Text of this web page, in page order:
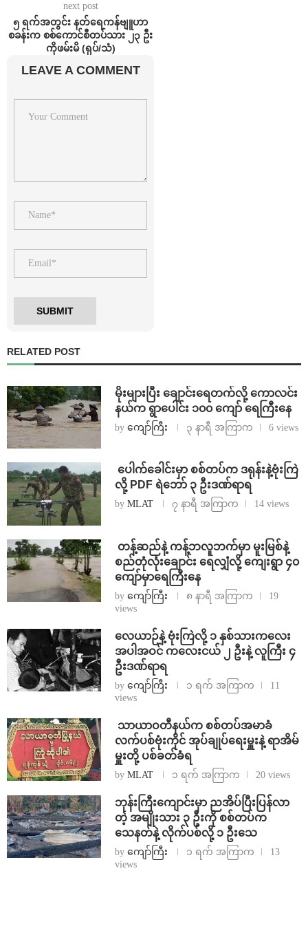
next post
၅ ရက်အတွင်း နတ်ရေကန်ဗျူဟာ
စခန်းက စစ်ကောင်စီတပ်သား ၂၃ ဦး
ကိုဖမ်းမိ (ရုပ်/သံ)
LEAVE A COMMENT
RELATED POST
⁨မိုးများပြီး ချောင်းရေတက်လို့ ကောလင်း
နယ်က ရွာပေါင်း ၁၀၀ ကျော် ရေကြီးနေ
by ကျော်ကြီး ၃ နာရီ အကြာက 6 views
⁩ ⁨ပေါက်ခေါင်းမှာ စစ်တပ်က ဒရုန်းနဲ့ဗုံးကြဲ
လို့ PDF ရဲဘော် ၃ ဦးဒဏ်ရာရ
by MLAT ၇ နာရီ အကြာက 14 views
⁩ ⁨တန့်ဆည်နဲ့ ကန့်ဘလူဘက်မှာ မူးမြစ်နဲ့
စည်တုံလုံးချောင်း ရေလျှံလို့ ကျေးရွာ ၄၀
ကျော်မှာရေကြီးနေ
by ကျော်ကြီး ၈ နာရီ အကြာက
19
views
⁨လေယာဉ်နဲ့ ဗုံးကြဲလို့ ၁ နှစ်သားကလေး
အပါအဝင် ကလေးငယ် ၂ ဦးနဲ့ လူကြီး ၄
ဦးဒဏ်ရာရ
by ကျော်ကြီး ၁ ရက် အကြာက
11
views
⁩ ⁨သာယာဝတီနယ်က စစ်တပ်အမာခံ
လက်ပစ်ဗုံးကိုင် အုပ်ချုပ်ရေးမှူးနဲ့ ရာအိမ်
မှူးတို့ ပစ်ခတ်ခံရ
by MLAT ၁ ရက် အကြာက 20 views
ဘုန်းကြီးကျောင်းမှာ ညအိပ်ပြီးပြန်လာ
တဲ့ အမျိုးသား ၃ ဦးကို စစ်တပ်က
သေနတ်နဲ့ လိုက်ပစ်လို့ ၁ ဦးသေ
by ကျော်ကြီး ၁ ရက် အကြာက
13
views